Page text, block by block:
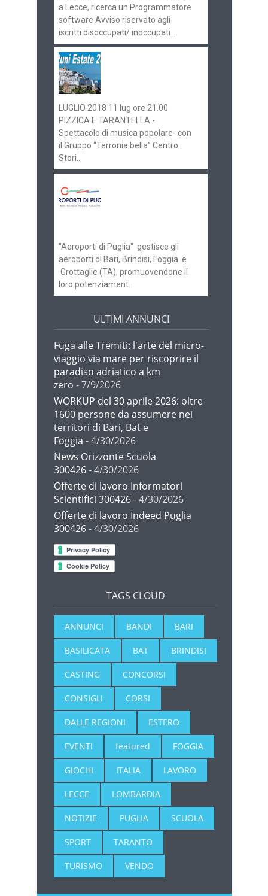
a Lecce, ricerca un Programmatore
software Avviso riservato agli
iscritti disoccupati/ inoccupati ...
LUGLIO 2018 11 lug ore 21.00
PIZZICA E TARANTELLA -
Spettacolo di musica popolare- con
il Gruppo “Terronia bella” Centro
Stori...
"Aeroporti di Puglia" gestisce gli
aeroporti di Bari, Brindisi, Foggia e
Grottaglie (TA), promuovendone il
loro potenziament...
ULTIMI ANNUNCI
Fuga alle Tremiti: l'arte del micro-
viaggio via mare per riscoprire il
paradiso adriatico a km
zero - 7/9/2026
WORKUP del 30 aprile 2026: oltre
1600 persone da assumere nei
territori di Bari, Bat e
Foggia - 4/30/2026
News Orizzonte Scuola
300426- 4/30/2026
Offerte di lavoro Informatori
Scientifici 300426- 4/30/2026
Offerte di lavoro Indeed Puglia
300426- 4/30/2026
TAGS CLOUD
ANNUNCI BANDI BARI
BASILICATA BAT BRINDISI
CASTING CONCORSI
CONSIGLI CORSI
DALLE REGIONI ESTERO
EVENTI featured FOGGIA
GIOCHI ITALIA LAVORO
LECCE LOMBARDIA
NOTIZIE PUGLIA SCUOLA
SPORT TARANTO
TURISMO VENDO